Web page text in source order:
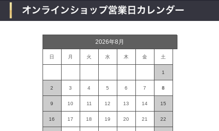
2026年8月
日 月 火 水 木 金 土
1
2 3 4 5 6 7 8
9 10 11 12 13 14 15
16 17 18 19 20 21 22